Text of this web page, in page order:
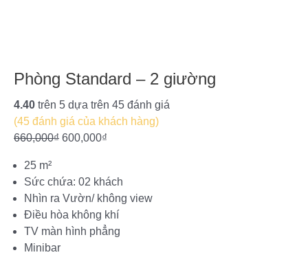
Phòng Standard – 2 giường
4.40 trên 5 dựa trên 45 đánh giá
(45 đánh giá của khách hàng)
660,000₫
Original
was:
660,000₫.
600,000₫
Current
is:
600,000₫.
25 m²
Sức chứa: 02 khách
Nhìn ra Vườn/ không view
Điều hòa không khí
TV màn hình phẳng
Minibar